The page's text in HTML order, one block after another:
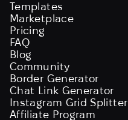
Templates
Marketplace
Pricing
FAQ
Blog
Community
Border Generator
Chat Link Generator
Instagram Grid Splitter
Affiliate Program